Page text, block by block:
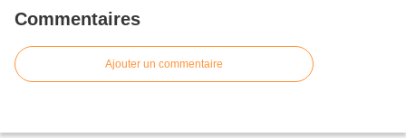
Commentaires
Ajouter un commentaire